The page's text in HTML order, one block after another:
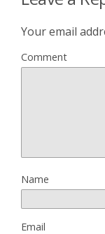
Your email
Comment
Name
Email